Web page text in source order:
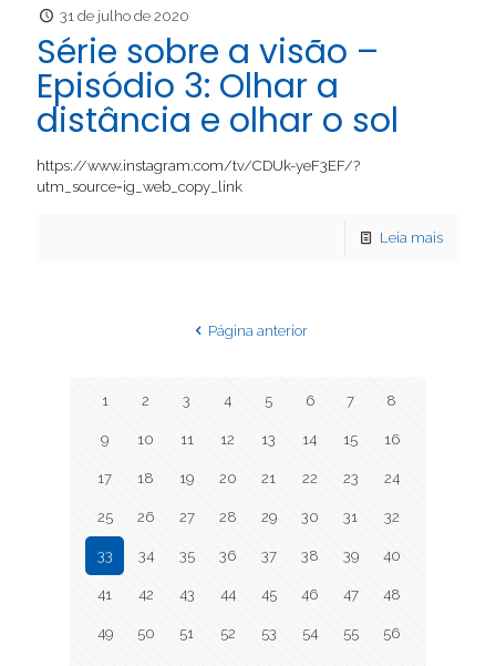
31 de julho de 2020
Série sobre a visão –
Episódio 3: Olhar a
distância e olhar o sol
https://www.instagram.com/tv/CDUk-yeF3EF/?
utm_source=ig_web_copy_link
Leia mais
Página anterior
1 2 3 4 5 6 7 8
9 10 11 12 13 14 15 16
17 18 19 20 21 22 23 24
25 26 27 28 29 30 31 32
33 34 35 36 37 38 39 40
41 42 43 44 45 46 47 48
49 50 51 52 53 54 55 56